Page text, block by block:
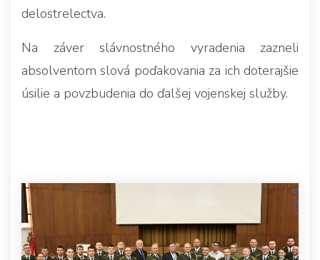
delostrelectva.
Na záver slávnostného vyradenia zazneli
absolventom slová poďakovania za ich doterajšie
úsilie a povzbudenia do ďalšej vojenskej služby.